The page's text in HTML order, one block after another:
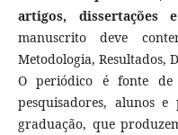
artigos, dissertações
manuscrito deve
Metodologia, Resultados,
O periódico é fonte
pesquisadores, alunos
graduação, que